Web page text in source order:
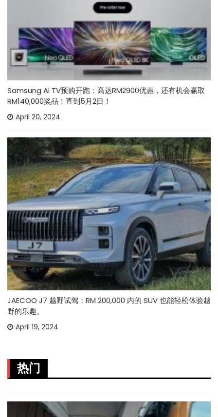
Samsung AI TV预购开跑：高达RM2900优惠，还有机会赢取
RM140,000奖品！直到5月2日！
April 20, 2024
JAECOO J7 越野试驾：RM 200,000 内的 SUV 也能轻松体验越
野的乐趣。
April 19, 2024
热门